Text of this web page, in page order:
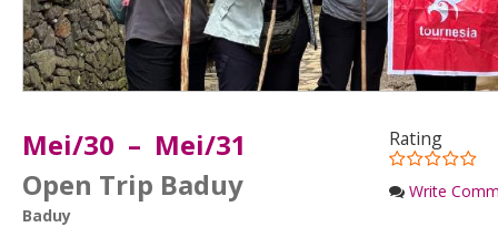
Rating
Write
Mei/30 – Mei/31
Open Trip Baduy
Baduy